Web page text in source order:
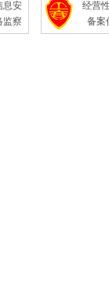
息安
监察
经营
备案